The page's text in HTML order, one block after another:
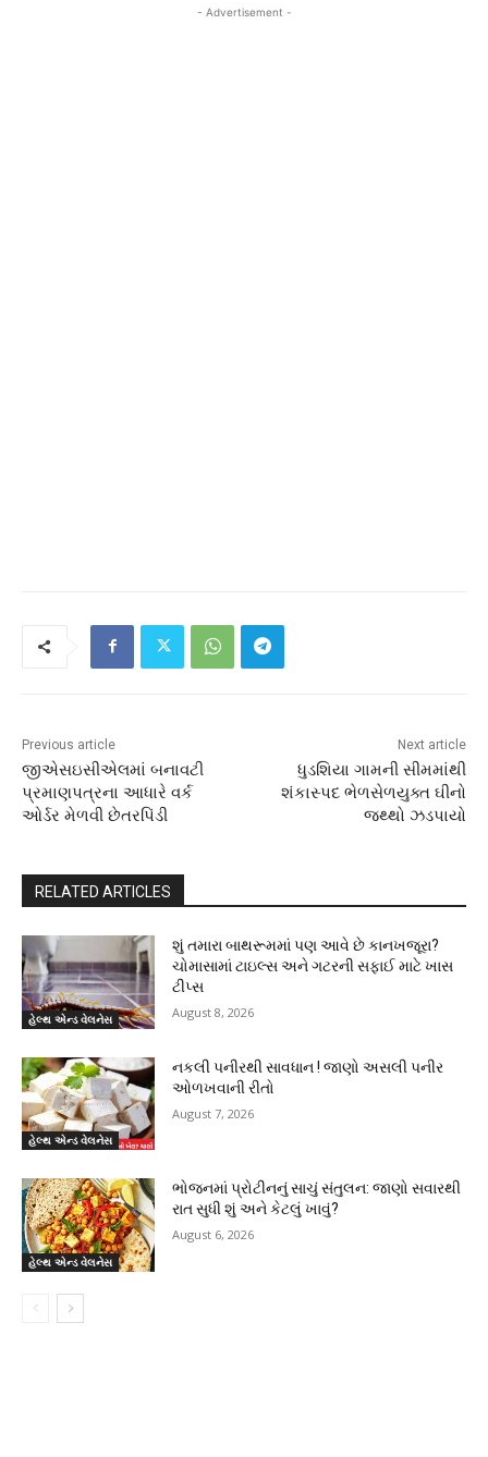
- Advertisement -
Previous article
જીએસઇસીએલમાં બનાવટી
પ્રમાણપત્રના આધારે વર્ક
ઓર્ડર મેળવી છેતરપિંડી
Next article
ધુડશિયા ગામની સીમમાંથી
શંકાસ્પદ ભેળસેળયુક્ત ઘીનો
જથ્થો ઝડપાયો
RELATED ARTICLES
હેલ્થ એન્ડ વેલનેસ
શું તમારા બાથરૂમમાં પણ આવે છે કાનખજૂરા?
ચોમાસામાં ટાઇલ્સ અને ગટરની સફાઈ માટે ખાસ
ટીપ્સ
August 8, 2026
હેલ્થ એન્ડ વેલનેસ
નકલી પનીરથી સાવધાન ! જાણો અસલી પનીર
ઓળખવાની રીતો
August 7, 2026
હેલ્થ એન્ડ વેલનેસ
ભોજનમાં પ્રોટીનનું સાચું સંતુલન: જાણો સવારથી
રાત સુધી શું અને કેટલું ખાવું?
August 6, 2026